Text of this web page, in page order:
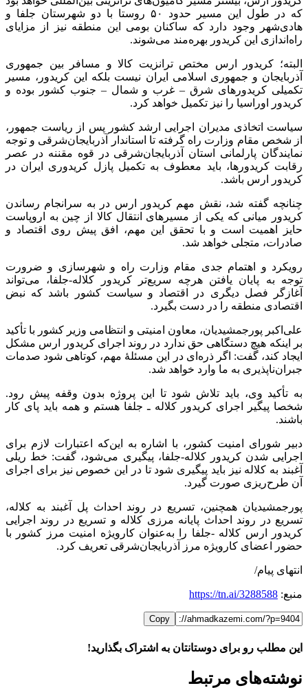
که در طول این مسیر حدود ۵۰ روستا با دو شهرستان جلفا و
هادی‌شهر وجود دارد که ساکنان بومی این منطقه نیز از مزایای
راه‌اندازی این کریدور بهره‌مند می‌شوند.
البته؛ کریدور ارس مختص ترانزیت کالا و مسافر بین جمهوری
آذربایجان و جمهوری اسلامی ایران نیست بلکه این کریدور، مسیر
تکمیلی کریدورهای شرق – غرب و شمال – جنوب کشور بوده و
کریدور اوراسیا را نیز تکمیل خواهد کرد.
سیاست اتخاذی مدیران اجرایی ارشد کشور پس از ریاست جمهور،
از شخص مقام وزارت راه گرفته تا استاندار آذربایجان‌شرقی و توجه
نمایندگان پارلمانی استان آذربایجان‌شرقی در قوه مقننه در عصر
رقابت کریدورها، باید معطوف به تکمیل پازل کریدوری ایران در
کریدور ارس باشد.
چنانچه گفته شد، نقش مهم کریدور ارس در به سرانجام رساندن
کریدور میانی که یکی از مسیرهای انتقال کالا از چین به اروپاست
حایز اهمیت است و با تحقق این مهم، افق پیش روی اقتصاد و
صادرات، متجلی خواهد شد.
رویکرد و اهتمام جدی مقام وزارت راه و شهرسازی و ضرورت
توجه به پایان یافتن هرچه سریع‌تر کریدور کلاله-جلفا، می‌تواند
آغازگر فصل دیگری در اقتصاد و سیاست کشور باشد که نبض
اقتصادی منطقه را در دست بگیرد.
علی‌اکبر پورجمشیدیان، معاون امنیتی و انتظامی وزیر کشور با تأکید
بر اینکه هیچ دستگاهی حق ندارد در روند اجرای کریدور ارس مشکل
ایجاد کند، گفت: اگر ذره‌ای در این مسئلهٔ مهم، کوتاهی شود صدمات
جبران‌ناپذیری به ما وارد خواهد شد.
به تأکید وی، باید تلاش شود تا این پروژه بدون وقفه پیش رود.
شخصا پیگیر اجرای کریدور کلاله ـ جلفا هستم و همه باید پای کار
باشند.
دبیر شورای امنیت کشور، با اشاره به این‌که اعتبارات لازم برای
اجرایی شدن کریدور کلاله-جلفا، پیگیری می‌شود، گفت: خط ریلی
آغبند به کلاله نیز باید پیگیری شود تا در این خصوص نیز برای اجرای
آن طرح‌ریزی صورت گیرد.
پورجمشیدیان همچنین، تسریع در روند احداث پل آغبند به کلاله،
تسریع در روند احداث پایانه مرزی کلاله و تسریع در روند اجرایی
کریدور ارس کلاله -جلفا را به‌عنوان کارویژه امنیت مرز کشور با
حضور اعضای کارویژه مرز آذربایجان‌شرقی تعریف کرد‌.
انتهای پیام/
منبع: https://tn.ai/3288588
Copy
این مطلب رو برای دوستانتان به اشتراک بگذارید!
FacebookX
LinkedIn
WhatsApp
Telegram
ایمیل
نوشته‌‌های مرتبط